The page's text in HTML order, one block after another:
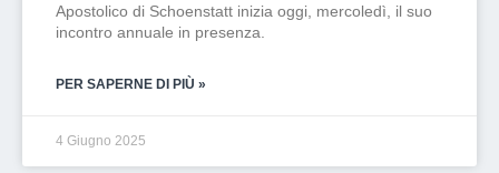
Apostolico di Schoenstatt inizia oggi, mercoledì, il suo
incontro annuale in presenza.
PER SAPERNE DI PIÙ »
4 Giugno 2025